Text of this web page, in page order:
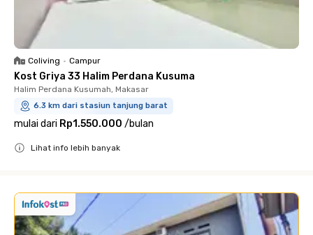
Coliving • Campur
Kost Griya 33 Halim Perdana Kusuma
Halim Perdana Kusumah, Makasar
6.3 km dari stasiun tanjung barat
mulai dari Rp1.550.000 /bulan
Lihat info lebih banyak